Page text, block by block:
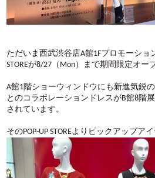
ただいま西武渋谷店A館1Fプロモーショ
STOREが8/27（Mon）まで期間限定オー
A館1階ショーウィンドウにも新進気鋭
とのコラボレーションドレスがB館8階
されています。
そのPOP-UP STOREよりピックアップア